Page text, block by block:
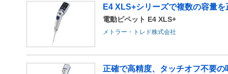
E4 XLS+シリーズで複数の容量を
電動ピペット E4 XLS+
メトラー・トレド株式会社
正確で高精度、タッチオフ不要の